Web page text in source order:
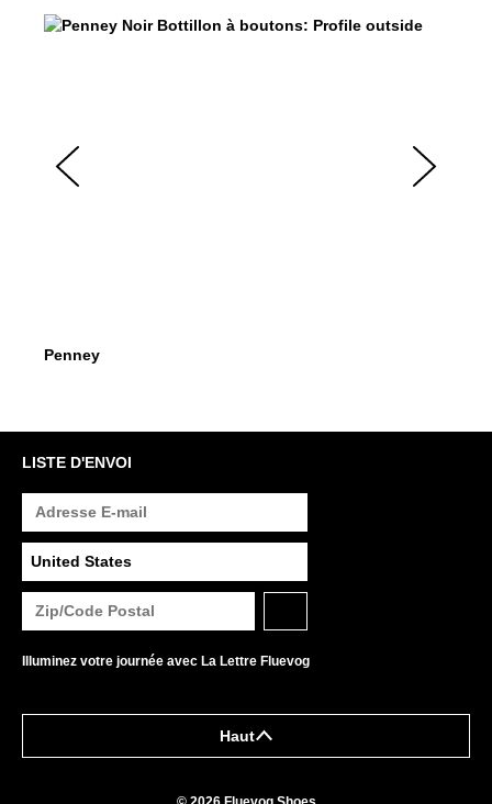
Penney
LISTE D'ENVOI
Illuminez votre journée avec La Lettre Fluevog
Haut